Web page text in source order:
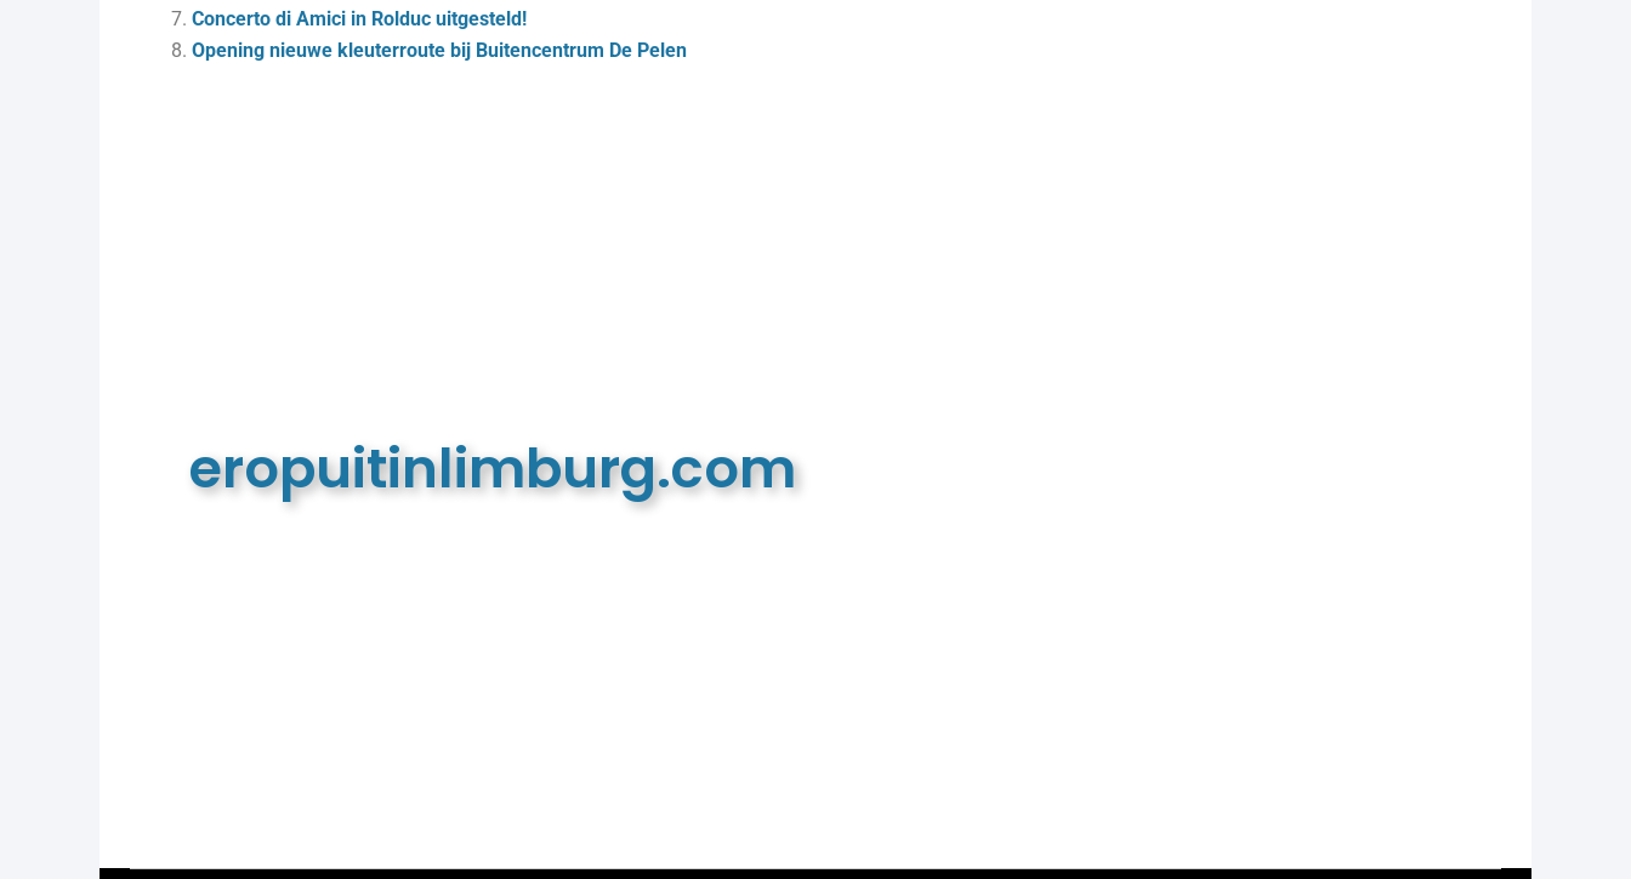
Concerto di Amici in Rolduc uitgesteld!
Opening nieuwe kleuterroute bij Buitencentrum De Pelen
eropuitinlimburg.com